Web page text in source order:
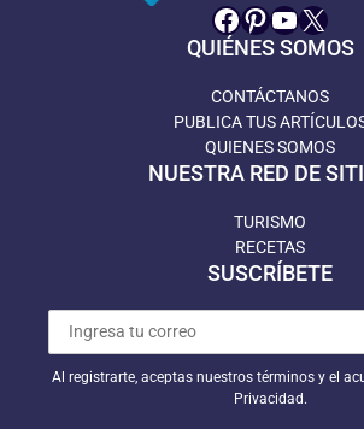
Facebook
Pinterest
YouTube
X
QUIÉNES SOMOS
CONTÁCTANOS
PUBLICA TUS
QUIENES SOMOS
NUESTRA RED DE
TURISMO
RECETAS
SUSCRÍBETE
Al registrarte, aceptas nuestros términos y el
Privacidad.